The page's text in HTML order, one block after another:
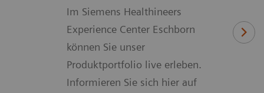
Im Siemens Healthineers
Experience Center Eschborn
können Sie unser
Produktportfolio live erleben.
Informieren Sie sich hier auf